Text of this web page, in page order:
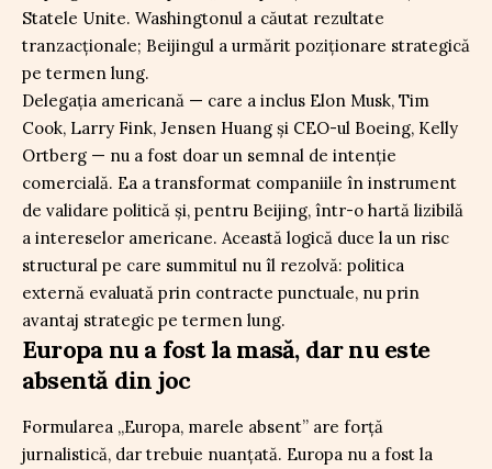
Statele Unite. Washingtonul a căutat rezultate
tranzacționale; Beijingul a urmărit poziționare strategică
pe termen lung.
Delegația americană — care a inclus Elon Musk, Tim
Cook, Larry Fink, Jensen Huang și CEO-ul Boeing, Kelly
Ortberg — nu a fost doar un semnal de intenție
comercială. Ea a transformat companiile în instrument
de validare politică și, pentru Beijing, într-o hartă lizibilă
a intereselor americane. Această logică duce la un risc
structural pe care summitul nu îl rezolvă: politica
externă evaluată prin contracte punctuale, nu prin
avantaj strategic pe termen lung.
Europa nu a fost la masă, dar nu este
absentă din joc
Formularea „Europa, marele absent” are forță
jurnalistică, dar trebuie nuanțată. Europa nu a fost la